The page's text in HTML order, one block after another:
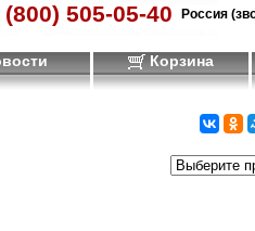
(800) 505-05-40 Россия
Корзина